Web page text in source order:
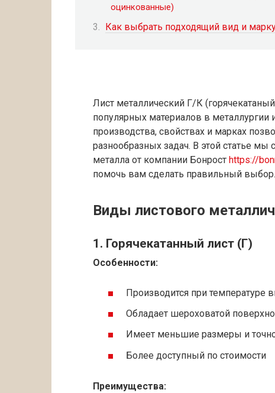
оцинкованные)
Как выбрать подходящий вид и
Лист металлический Г/К
популярных материалов в металлургии
производства, свойствах и марках
разнообразных задач. В этой статье
металла от компании Бонрост https://
помочь вам сделать правильный выбор.
Виды листового
1. Горячекатанный лист (Г)
Особенности:
Производится при температуре
Обладает шероховатой
Имеет меньшие размеры и
Более доступный по стоимости
Преимущества: